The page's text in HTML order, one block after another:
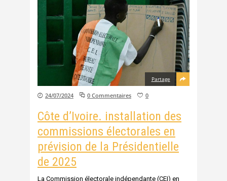
Partage
24/07/2024 0 Commentaires 0
Côte d’Ivoire. installation des
commissions électorales en
prévision de la Présidentielle
de 2025
La Commission électorale indépendante (CEI) en